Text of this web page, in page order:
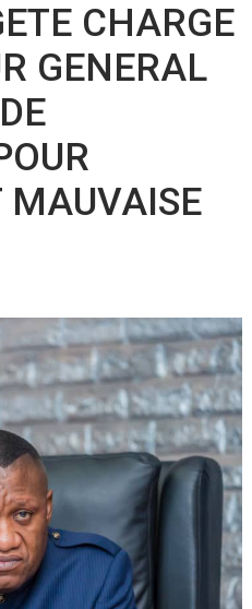
CHARGE
GENERAL
MAUVAISE